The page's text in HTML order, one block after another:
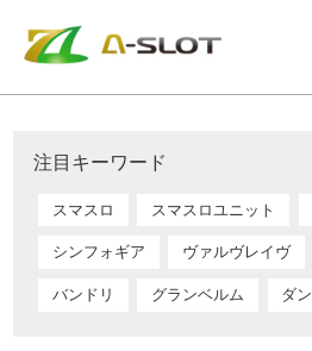
注目キーワード
スマスロ スマスロユニット
シンフォギア ヴァルヴレイヴ
バンドリ グランベルム ダ